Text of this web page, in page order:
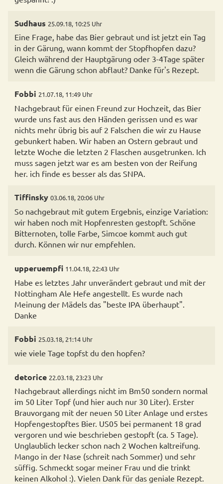
Sudhaus 25.09.18, 10:25 Uhr
Eine Frage, habe das Bier gebraut und ist jetzt ein Tag
in der Gärung, wann kommt der Stopfhopfen dazu?
Gleich während der Hauptgärung oder 3-4Tage später
wenn die Gärung schon abflaut? Danke für's Rezept.
Fobbi 21.07.18, 11:49 Uhr
Nachgebraut für einen Freund zur Hochzeit, das Bier
wurde uns fast aus den Händen gerissen und es war
nichts mehr übrig bis auf 2 Falschen die wir zu Hause
gebunkert haben. Wir haben an Ostern gebraut und
letzte Woche die letzten 2 Flaschen ausgetrunken. Ich
muss sagen jetzt war es am besten von der Reifung
her. ich finde es besser als das SNPA.
Tiffinsky 03.06.18, 20:06 Uhr
So nachgebraut mit gutem Ergebnis, einzige Variation:
wir haben noch mit Hopfenresten gestopft. Schöne
Bitternoten, tolle Farbe, Simcoe kommt auch gut
durch. Können wir nur empfehlen.
upperuempfi 11.04.18, 22:43 Uhr
Habe es letztes Jahr unverändert gebraut und mit der
Nottingham Ale Hefe angestellt. Es wurde nach
Meinung der Mädels das "beste IPA überhaupt".
Danke
Fobbi 25.03.18, 21:14 Uhr
wie viele Tage topfst du den hopfen?
detorice 22.03.18, 23:23 Uhr
Nachgebraut allerdings nicht im Bm50 sondern normal
im 50 Liter Topf (und hier auch nur 30 Liter). Erster
Brauvorgang mit der neuen 50 Liter Anlage und erstes
Hopfengestopftes Bier. US05 bei permanent 18 grad
vergoren und wie beschrieben gestopft (ca. 5 Tage).
Unglaublich lecker schon nach 2 Wochen kaltreifung.
Mango in der Nase (schreit nach Sommer) und sehr
süffig. Schmeckt sogar meiner Frau und die trinkt
keinen Alkohol :). Vielen Dank für das geniale Rezept.